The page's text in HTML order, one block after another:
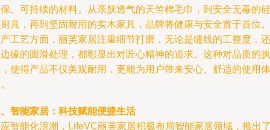
、可持续的材料。从亲肤透气的天竺棉毛巾，到安全无毒的硅
具，再到坚固耐用的实木家具，品牌将健康与安全置于首位。
工艺方面，丽芙家居注重细节打磨，无论是缝线的工整度，还
缘的圆滑处理，都彰显出对匠心精神的追求。这种对品质的执
使得产品不仅美观耐用，更能为用户带来安心、舒适的使用体
智能家居：科技赋能便捷生活
智能化浪潮，LifeVC丽芙家居积极布局智能家居领域，推出